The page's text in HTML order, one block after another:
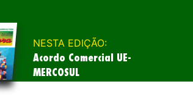
NESTA EDIÇÃO:
Acordo Comercial UE-
MERCOSUL